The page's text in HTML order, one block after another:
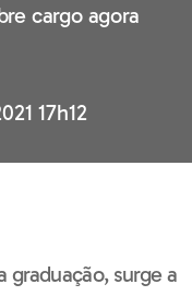
cargo agora
17h12
graduação, surge a